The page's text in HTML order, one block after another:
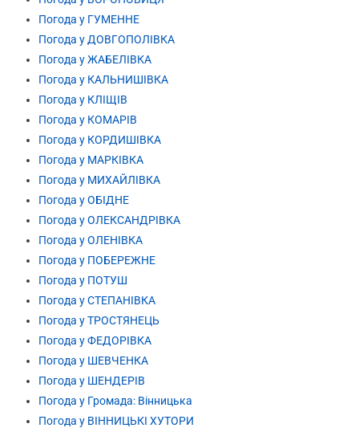
Погода у ГУМЕННЕ
Погода у ДОВГОПОЛІВКА
Погода у ЖАБЕЛІВКА
Погода у КАЛЬНИШІВКА
Погода у КЛІЩІВ
Погода у КОМАРІВ
Погода у КОРДИШІВКА
Погода у МАРКІВКА
Погода у МИХАЙЛІВКА
Погода у ОБІДНЕ
Погода у ОЛЕКСАНДРІВКА
Погода у ОЛЕНІВКА
Погода у ПОБЕРЕЖНЕ
Погода у ПОТУШ
Погода у СТЕПАНІВКА
Погода у ТРОСТЯНЕЦЬ
Погода у ФЕДОРІВКА
Погода у ШЕВЧЕНКА
Погода у ШЕНДЕРІВ
Погода у Громада: Вінницька
Погода у ВІННИЦЬКІ ХУТОРИ